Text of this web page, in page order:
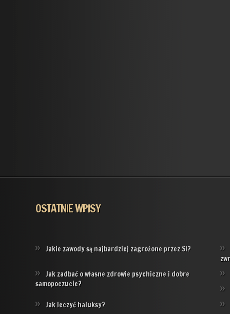
OSTATNIE WPISY
Jakie zawody są najbardziej zagrożone przez SI?
Jak zadbać o własne zdrowie psychiczne i dobre
samopoczucie?
Jak leczyć haluksy?